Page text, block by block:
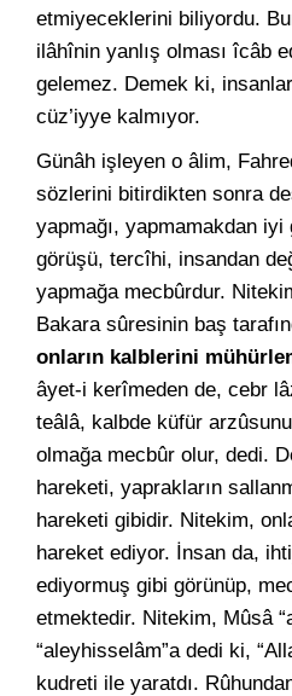
etmiyeceklerini biliyordu.
ilâhînin yanlış olması îcâb
gelemez. Demek ki,
cüz’iyye kalmıyor.
Günâh işleyen o âlim,
sözlerini bitirdikten sonra
yapmağı, yapmamakdan
görüşü, tercîhi, insandan
yapmağa mecbûrdur.
Bakara sûresinin baş
onların kalblerini
âyet-i kerîmeden de, cebr
teâlâ, kalbde küfür
olmağa mecbûr olur, dedi.
hareketi, yaprakların
hareketi gibidir. Nitekim,
hareket ediyor. İnsan da,
ediyormuş gibi görünüp,
etmektedir. Nitekim, Mûsâ
“aleyhisselâm”a dedi ki,
kudreti ile yaratdı.